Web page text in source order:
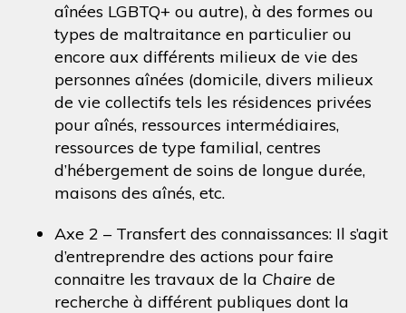
aînées LGBTQ+ ou autre), à des formes ou
types de maltraitance en particulier ou
encore aux différents milieux de vie des
personnes aînées (domicile, divers milieux
de vie collectifs tels les résidences privées
pour aînés, ressources intermédiaires,
ressources de type familial, centres
d’hébergement de soins de longue durée,
maisons des aînés, etc.
Axe 2 – Transfert des connaissances: Il s’agit
d’entreprendre des actions pour faire
connaitre les travaux de la Chaire de
recherche à différent publiques dont la